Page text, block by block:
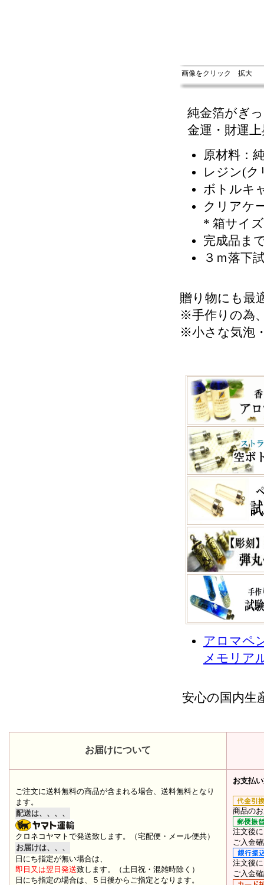
画像をクリック 拡大
純金箔がぎ
金運・財運
原材料：
レジン(
ボトルキ
クリアケ
* 箱サイ
完成品ま
３ｍ落下
贈り物にも最
※手作りの為
※小さな気泡
アロマペ
メモリア
安心の国内生
お届けについて
ご注文に送料無料の商品が含まれる場合、送料無料となり
ます。
配送は、、、、
クロネコヤマトで発送致します。（宅配便・メール便共）
お届けは、、、
日にち指定が無い場合は、
即日又は翌日発送致します。（土日祝・混雑時除く）
日にち指定の場合は、５日後からご指定となります。
お支払
商品の
注文後
ご入金
注文後
ご入金